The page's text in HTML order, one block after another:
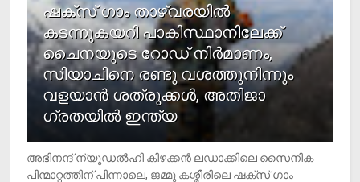
ഷക്സ് ​ഗാം താഴ്‌വരയിൽ
കടന്നുകയറി പാകിസ്ഥാനിലേക്ക്
ചൈനയുടെ റോഡ് നിർമാണം,
സിയാചിനെ രണ്ടു വശത്തുനിന്നും
വളയാൻ ശത്രുക്കൾ, അതിജാ​
ഗ്രതയിൽ ഇന്ത്യ
അഭിനന്ദ് ന്യൂഡൽഹി കിഴക്കൻ ലഡാക്കിലെ സൈനിക
പിന്മാറ്റത്തിന് പിന്നാലെ, ജമ്മു കശ്മീരിലെ ഷക്സ് ​ഗാം